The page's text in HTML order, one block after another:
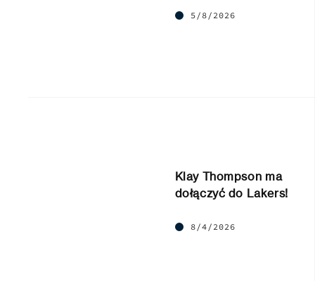
5/8/2026
Klay Thompson ma
dołączyć do Lakers!
8/4/2026